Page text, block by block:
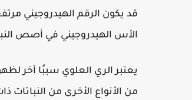
قد يكون الرقم الهيدروجيني
الأس الهيدروجيني في أصص
يعتبر الري العلوي سببًا آخر
من الأنواع الأخرى من النباتات